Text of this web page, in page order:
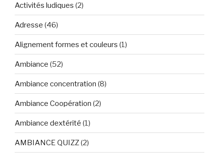
Activités ludiques (2)
Adresse (46)
Alignement formes et couleurs (1)
Ambiance (52)
Ambiance concentration (8)
Ambiance Coopération (2)
Ambiance dextérité (1)
AMBIANCE QUIZZ(2)